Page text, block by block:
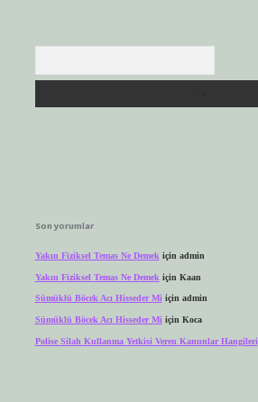
Son yorumlar
Yakın Fiziksel Temas Ne Demek için admin
Yakın Fiziksel Temas Ne Demek için Kaan
Sümüklü Böcek Acı Hisseder Miiçin admin
Sümüklü Böcek Acı Hisseder Mi için Koca
Polise Silah Kullanma Yetkisi Veren Kanunlar Hangileri